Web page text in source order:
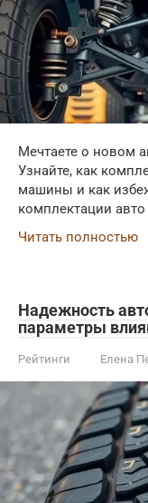
Мечтаете о новом
Узнайте, как
машины и как
комплектации
Читать полностью
Надежность
параметры
Рейтинги Елена